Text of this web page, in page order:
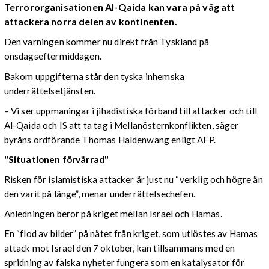
Terrororganisationen Al-Qaida kan vara på väg att
attackera norra delen av kontinenten.
Den varningen kommer nu direkt från Tyskland på
onsdagseftermiddagen.
Bakom uppgifterna står den tyska inhemska
underrättelsetjänsten.
– Vi ser uppmaningar i jihadistiska förband till attacker och till
Al-Qaida och IS att ta tag i Mellanösternkonflikten, säger
byråns ordförande Thomas Haldenwang enligt AFP.
"Situationen förvärrad"
Risken för islamistiska attacker är just nu “verklig och högre än
den varit på länge”, menar underrättelsechefen.
Anledningen beror på kriget mellan Israel och Hamas.
En “flod av bilder” på nätet från kriget, som utlöstes av Hamas
attack mot Israel den 7 oktober, kan tillsammans med en
spridning av falska nyheter fungera som en katalysator för